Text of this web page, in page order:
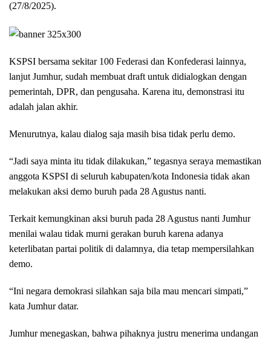
(27/8/2025).
KSPSI bersama sekitar 100 Federasi dan Konfederasi lainnya,
lanjut Jumhur, sudah membuat draft untuk didialogkan dengan
pemerintah, DPR, dan pengusaha. Karena itu, demonstrasi itu
adalah jalan akhir.
Menurutnya, kalau dialog saja masih bisa tidak perlu demo.
“Jadi saya minta itu tidak dilakukan,” tegasnya seraya memastikan
anggota KSPSI di seluruh kabupaten/kota Indonesia tidak akan
melakukan aksi demo buruh pada 28 Agustus nanti.
Terkait kemungkinan aksi buruh pada 28 Agustus nanti Jumhur
menilai walau tidak murni gerakan buruh karena adanya
keterlibatan partai politik di dalamnya, dia tetap mempersilahkan
demo.
“Ini negara demokrasi silahkan saja bila mau mencari simpati,”
kata Jumhur datar.
Jumhur menegaskan, bahwa pihaknya justru menerima undangan